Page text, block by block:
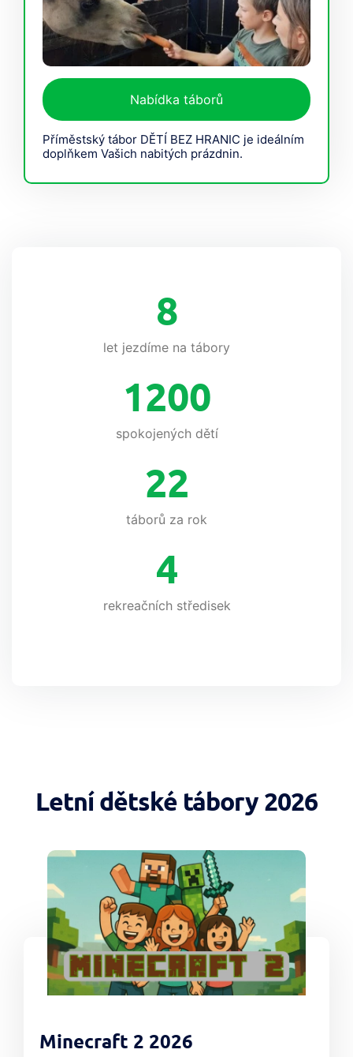
Nabídka táborů
Příměstský tábor DĚTÍ BEZ HRANIC je ideálním
doplňkem Vašich nabitých prázdnin.
8
let jezdíme na tábory
1200
spokojených dětí
22
táborů za rok
4
rekreačních středisek
Letní dětské tábory 2026
Minecraft 2 2026